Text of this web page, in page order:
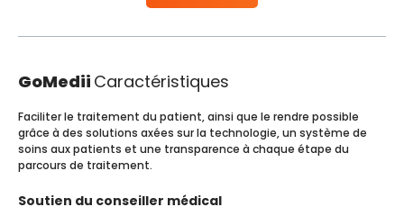
GoMedii Caractéristiques
Faciliter le traitement du patient, ainsi que le rendre possible
grâce à des solutions axées sur la technologie, un système de
soins aux patients et une transparence à chaque étape du
parcours de traitement.
Soutien du conseiller médical